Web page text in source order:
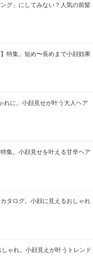
グ」にしてみない？人気の前髪
特集。短め〜長めまで小顔効果
れに。小顔見せが叶う大人ヘア
集。小顔見せを叶える甘辛ヘア
タログ。小顔に見えるおしゃれ
ゃれ。小顔見えが叶うトレンド